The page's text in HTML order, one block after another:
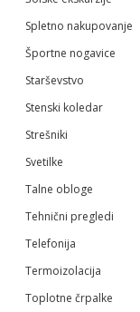
Spletno nakupovanje
Športne nogavice
Starševstvo
Stenski koledar
Strešniki
Svetilke
Talne obloge
Tehnični pregledi
Telefonija
Termoizolacija
Toplotne črpalke